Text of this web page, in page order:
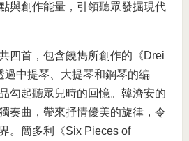
與創作能量，引領聽眾發掘現代
四首，包含饒雋所創作的《Drei
過中提琴、大提琴和鋼琴的編
勾起聽眾兒時的回憶。韓濟安的
奏曲，帶來抒情優美的旋律，令
。簡多利《Six Pieces of